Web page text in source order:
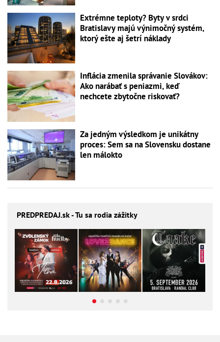
Extrémne teploty? Byty v srdci
Bratislavy majú výnimočný systém,
ktorý ešte aj šetrí náklady
Inflácia zmenila správanie Slovákov:
Ako narábať s peniazmi, keď
nechcete zbytočne riskovať?
Za jedným výsledkom je unikátny
proces: Sem sa na Slovensku dostane
len málokto
PREDPREDAJ.sk - Tu sa rodia zážitky